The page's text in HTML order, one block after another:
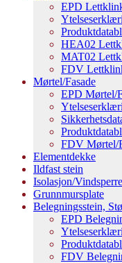
EPD
HEA02
MAT02
FDV
Mørtel/Fasade
EPD Mørtel/
FDV Mørtel/
Elementdekke
Ildfast stein
Isolasjon/
Grunnmursplate
Belegningsstein,
EPD
FDV